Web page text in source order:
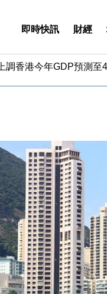
即時快訊 財經
行上半年淨利創新高
調香港今年GDP預測至
美元計價出口增近
季三度入市撐日圓 4月
料美伊戰事快結束 承認
自救後再出手 斥4億美
行上半年淨利創新高
調香港今年GDP預測
地執法人員要求交「保
守6.5萬點後回穩 全周
月換帥 玩具「反」斗
覆波動收跌 連挫7周創
美元計價出口增近